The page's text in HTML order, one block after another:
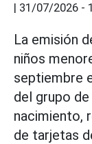
| 31/07/2026 -
La emisión
niños
septiembre
del grupo
nacimiento,
de tarjetas